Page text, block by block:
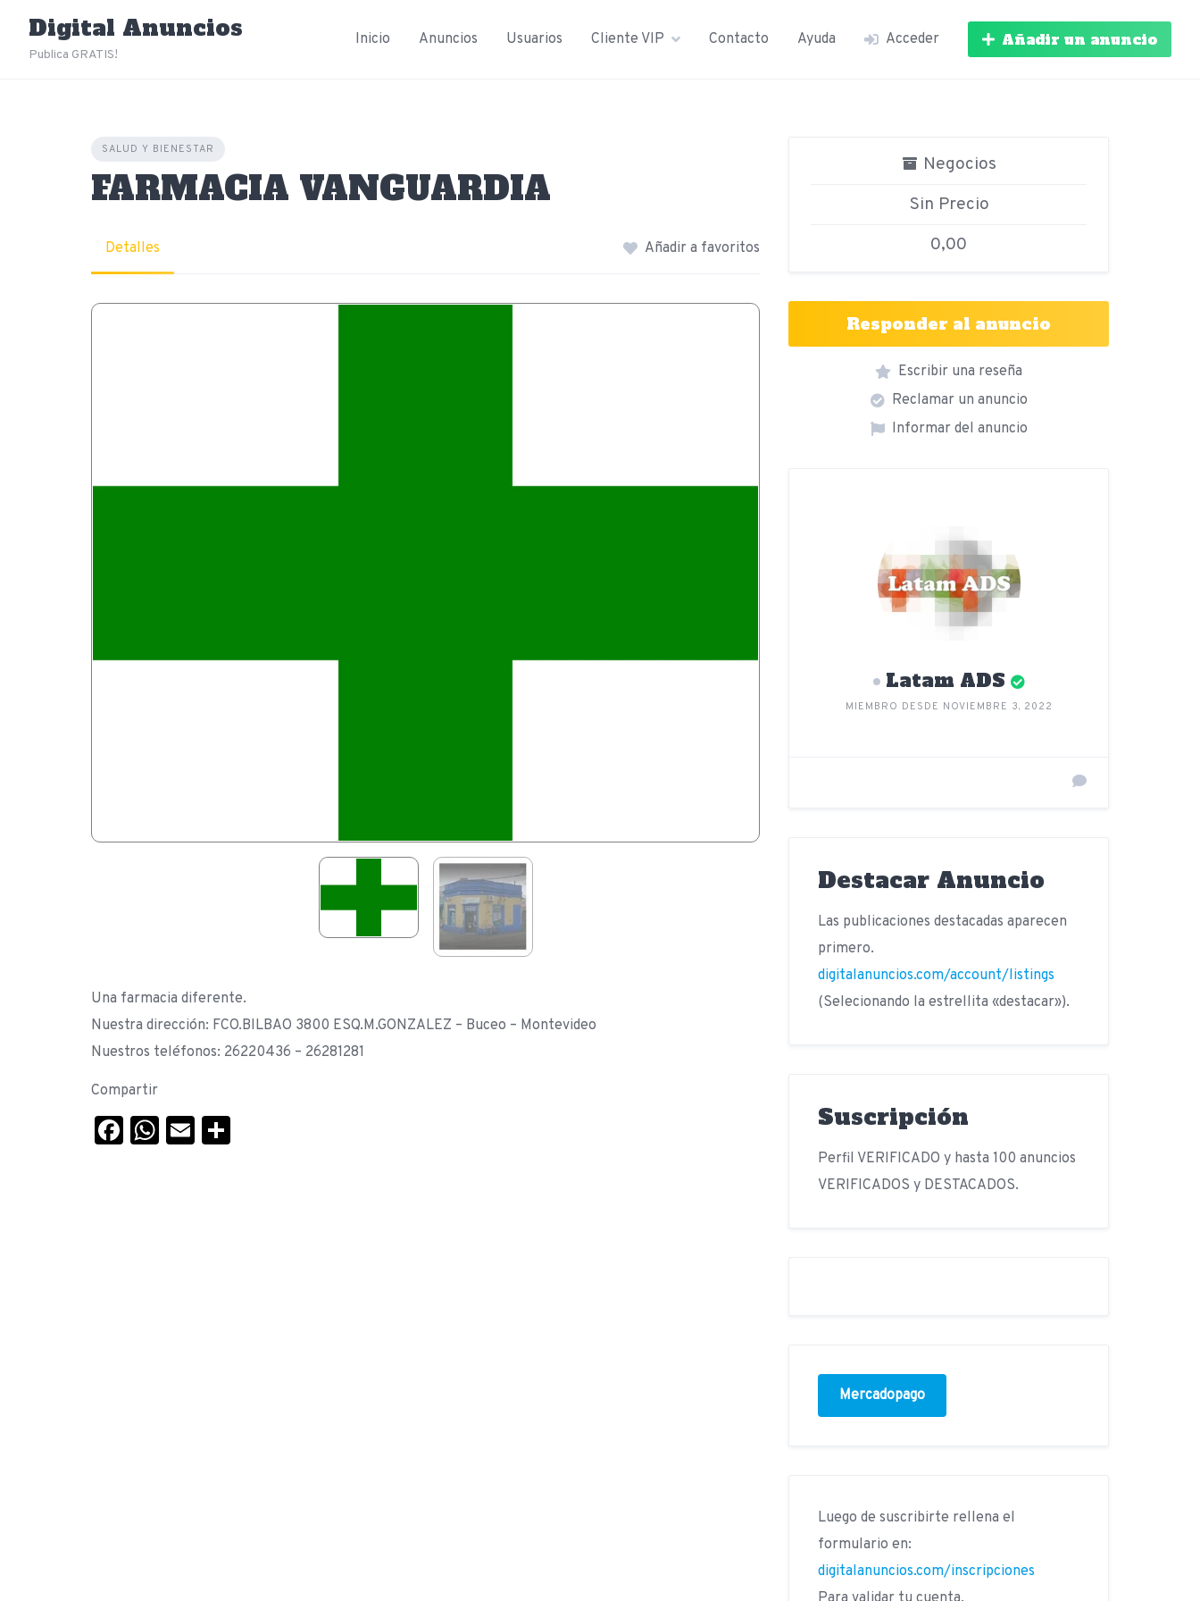
content
Digital Anuncios
Publica GRATIS!
Inicio Anuncios Usuarios Cliente VIP Contacto Ayuda Acceder Añadir un anuncio
SALUD Y BIENESTAR
FARMACIA VANGUARDIA
Detalles Añadir a favoritos
Una farmacia diferente.
Nuestra dirección: FCO.BILBAO 3800 ESQ.M.GONZALEZ – Buceo – Montevideo
Nuestros teléfonos: 26220436 – 26281281
Compartir
Facebook
WhatsApp
Email
Negocios
Sin Precio
0,00
Responder al anuncio
Escribir una reseña
Reclamar un anuncio
Informar del anuncio
Latam ADS
MIEMBRO DESDE NOVIEMBRE 3, 2022
Destacar Anuncio
Las publicaciones destacadas aparecen
primero.
digitalanuncios.com/account/listings
(Selecionando la estrellita «destacar»).
Suscripción
Perfil VERIFICADO y hasta 100 anuncios
VERIFICADOS y DESTACADOS.
Mercadopago
Luego de suscribirte rellena el
formulario en:
digitalanuncios.com/inscripciones